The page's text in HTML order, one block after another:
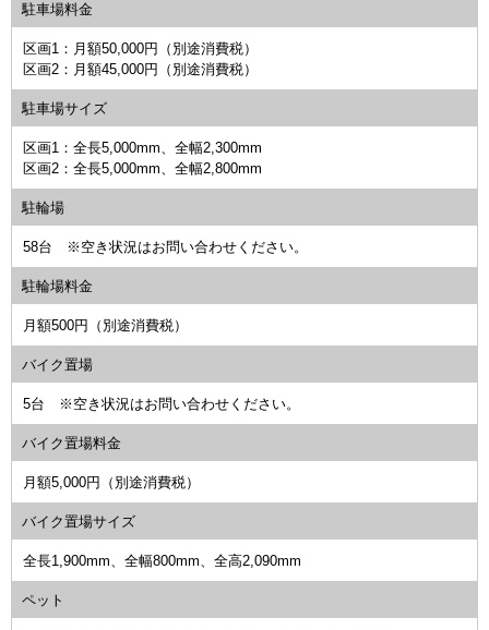
駐車場料金
区画1：月額50,000円（別途消費税）
区画2：月額45,000円（別途消費税）
駐車場サイズ
区画1：全長5,000mm、全幅2,300mm
区画2：全長5,000mm、全幅2,800mm
駐輪場
58台 ※空き状況はお問い合わせください。
駐輪場料金
月額500円（別途消費税）
バイク置場
5台 ※空き状況はお問い合わせください。
バイク置場料金
月額5,000円（別途消費税）
バイク置場サイズ
全長1,900mm、全幅800mm、全高2,090mm
ペット